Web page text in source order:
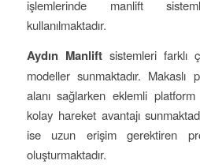
işlemlerinde manlift
kullanılmaktadır.
Aydın Manliftsistemleri farklı
modeller sunmaktadır. Makaslı
alanı sağlarken eklemli
kolay hareket avantajı
ise uzun erişim gerektiren
oluşturmaktadır.